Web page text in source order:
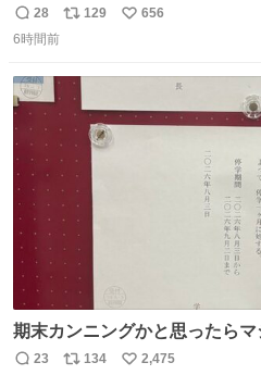
ファミマの #コンビニエンスウェア が
ックス 🟦今治タオルハンカチ 「いいね」「保存」してファ
返
信
28
リ
数
129
い
656
6時間前
期末カンニングかと思ったら
ことはおそらく就職だし、内定
返
23
リ
134
い
2,475